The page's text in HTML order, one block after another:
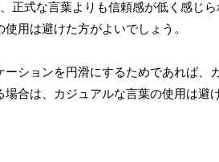
正式な言葉よりも信頼感が低く感じ
用は避けた方がよいでしょう。
ションを円滑にするためであれば、
合は、カジュアルな言葉の使用は避